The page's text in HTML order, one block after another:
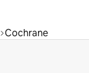
Cochrane